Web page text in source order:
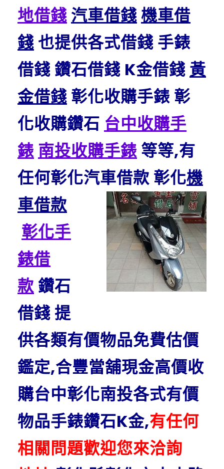
地借錢 汽車借錢 機車借
錢 也提供各式借錢 手錶
借錢 鑽石借錢 K金借錢黃
金借錢 彰化收購手錶 彰
化收購鑽石 台中收購手
錶 南投收購手錶 等等,有
任何彰化汽車借款 彰化機
車借款
彰化手
錶借
款 鑽石
借錢 提
供各類有價物品免費估價
鑑定,合豐當舖現金高價收
購台中彰化南投各式有價
物品手錶鑽石K金,有任何
相關問題歡迎您來洽詢